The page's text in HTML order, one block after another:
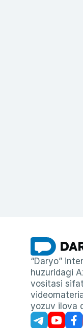
“Daryo”
huzuridagi
vositasi
yozuv ilova